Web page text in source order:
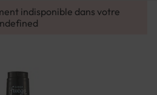
indisponible dans votre